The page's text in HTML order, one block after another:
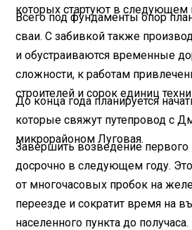
которых стартуют в следующем
Всего под фундаменты опор
сваи. С забивкой также
и обустраиваются временные
сложности, к работам
строителей и сорок единиц
До конца года планируется
которые свяжут путепровод с
микрорайоном Луговая.
Завершить возведение первого
досрочно в следующем году.
от многочасовых пробок на
переезде и сократит время на
населенного пункта до получаса.